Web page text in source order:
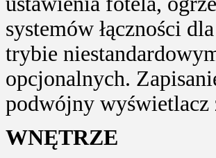
systemów łączności
trybie
opcjonalnych.
podwójny
WNĘTRZE